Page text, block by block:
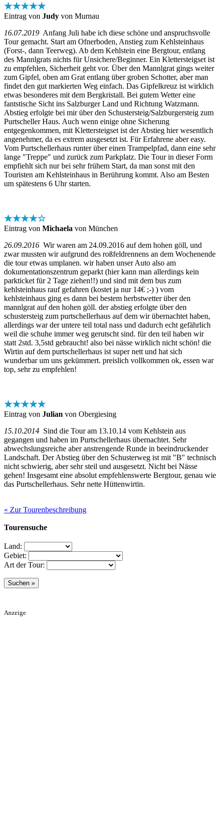
★★★★★
Eintrag von Judy von Murnau
16.07.2019 Anfang Juli habe ich diese schöne und anspruchsvolle
Tour gemacht. Start am Ofnerboden, Anstieg zum Kehlsteinhaus
(Forst-, dann Teerweg). Ab dem Kehlstein eine Bergtour, entlang
des Mannlgrats nichts für Unsichere/Beginner. Ein Klettersteigset ist
zu empfehlen, Sicherheit geht vor. Über den Mannlgrat gings weiter
zum Gipfel, oben am Grat entlang über groben Schotter, aber man
findet den gut markierten Weg einfach. Das Gipfelkreuz ist wirklich
etwas besonderes mit dem Bergkristall. Bei gutem Wetter eine
fantstische Sicht ins Salzburger Land und Richtung Watzmann.
Abstieg erfolgte bei mir über den Schustersteig/Salzburgersteig zum
Purtscheller Haus. Auch wenn einige ohne Sicherung
entgegenkommen, mit Klettersteigset ist der Abstieg hier wesentlich
angenehmer, da es extrem ausgesetzt ist. Für Erfahrene aber easy.
Vom Purtschellerhaus runter über einen Trampelpfad, dann eine sehr
lange "Treppe" und zurück zum Parkplatz. Die Tour in dieser Form
empfiehlt sich nur bei sehr frühem Start, da man sonst mit den
Touristen am Kehlsteinhaus in Berührung kommt. Also am Besten
um spätestens 6 Uhr starten.
★★★★☆
Eintrag von Michaela von München
26.09.2016 Wir waren am 24.09.2016 auf dem hohen göll, und
zwar mussten wir aufgrund des roßfeldrennens an dem Wochenende
die tour etwas umplanen. wir haben unser Auto also am
dokumentationszentrum geparkt (hier kann man allerdings kein
parkticket für 2 Tage ziehen!!) und sind mit dem bus zum
kehlsteinhaus rauf gefahren (kostet ja nur 14€ ;-) ) vom
kehlsteinhaus ging es dann bei bestem herbstwetter über den
mannlgrat auf den hohen göll. der abstieg erfolgte über den
schustersteig zum purtschellerhaus auf dem wir übernachtet haben,
allerdings war der untere teil total nass und dadurch echt gefährlich
weil die schuhe immer weg gerutscht sind. für den teil haben wir
statt 2std. 3,5std gebraucht! also bei nässe wirklich nicht schön! die
Wirtin auf dem purtschellerhaus ist super nett und hat sich
wunderbar um uns gekümmert. preislich vollkommen ok, essen war
top, sehr zu empfehlen!
★★★★★
Eintrag von Julian von Obergiesing
15.10.2014 Sind die Tour am 13.10.14 vom Kehlstein aus
gegangen und haben im Purtschellerhaus übernachtet. Sehr
abwechslungsreiche aber anstrengende Runde in beeindruckender
Landschaft. Der Abstieg über den Schusterweg ist mit "B" technisch
nicht schwierig, aber sehr steil und ausgesetzt. Nicht bei Nässe
gehen! Insgesamt eine absolut empfehlenswerte Bergtour, genau wie
das Purtschellerhaus. Sehr nette Hüttenwirtin.
« Zur Tourenbeschreibung
Tourensuche
Land:
Gebiet:
Art der Tour:
Anzeige